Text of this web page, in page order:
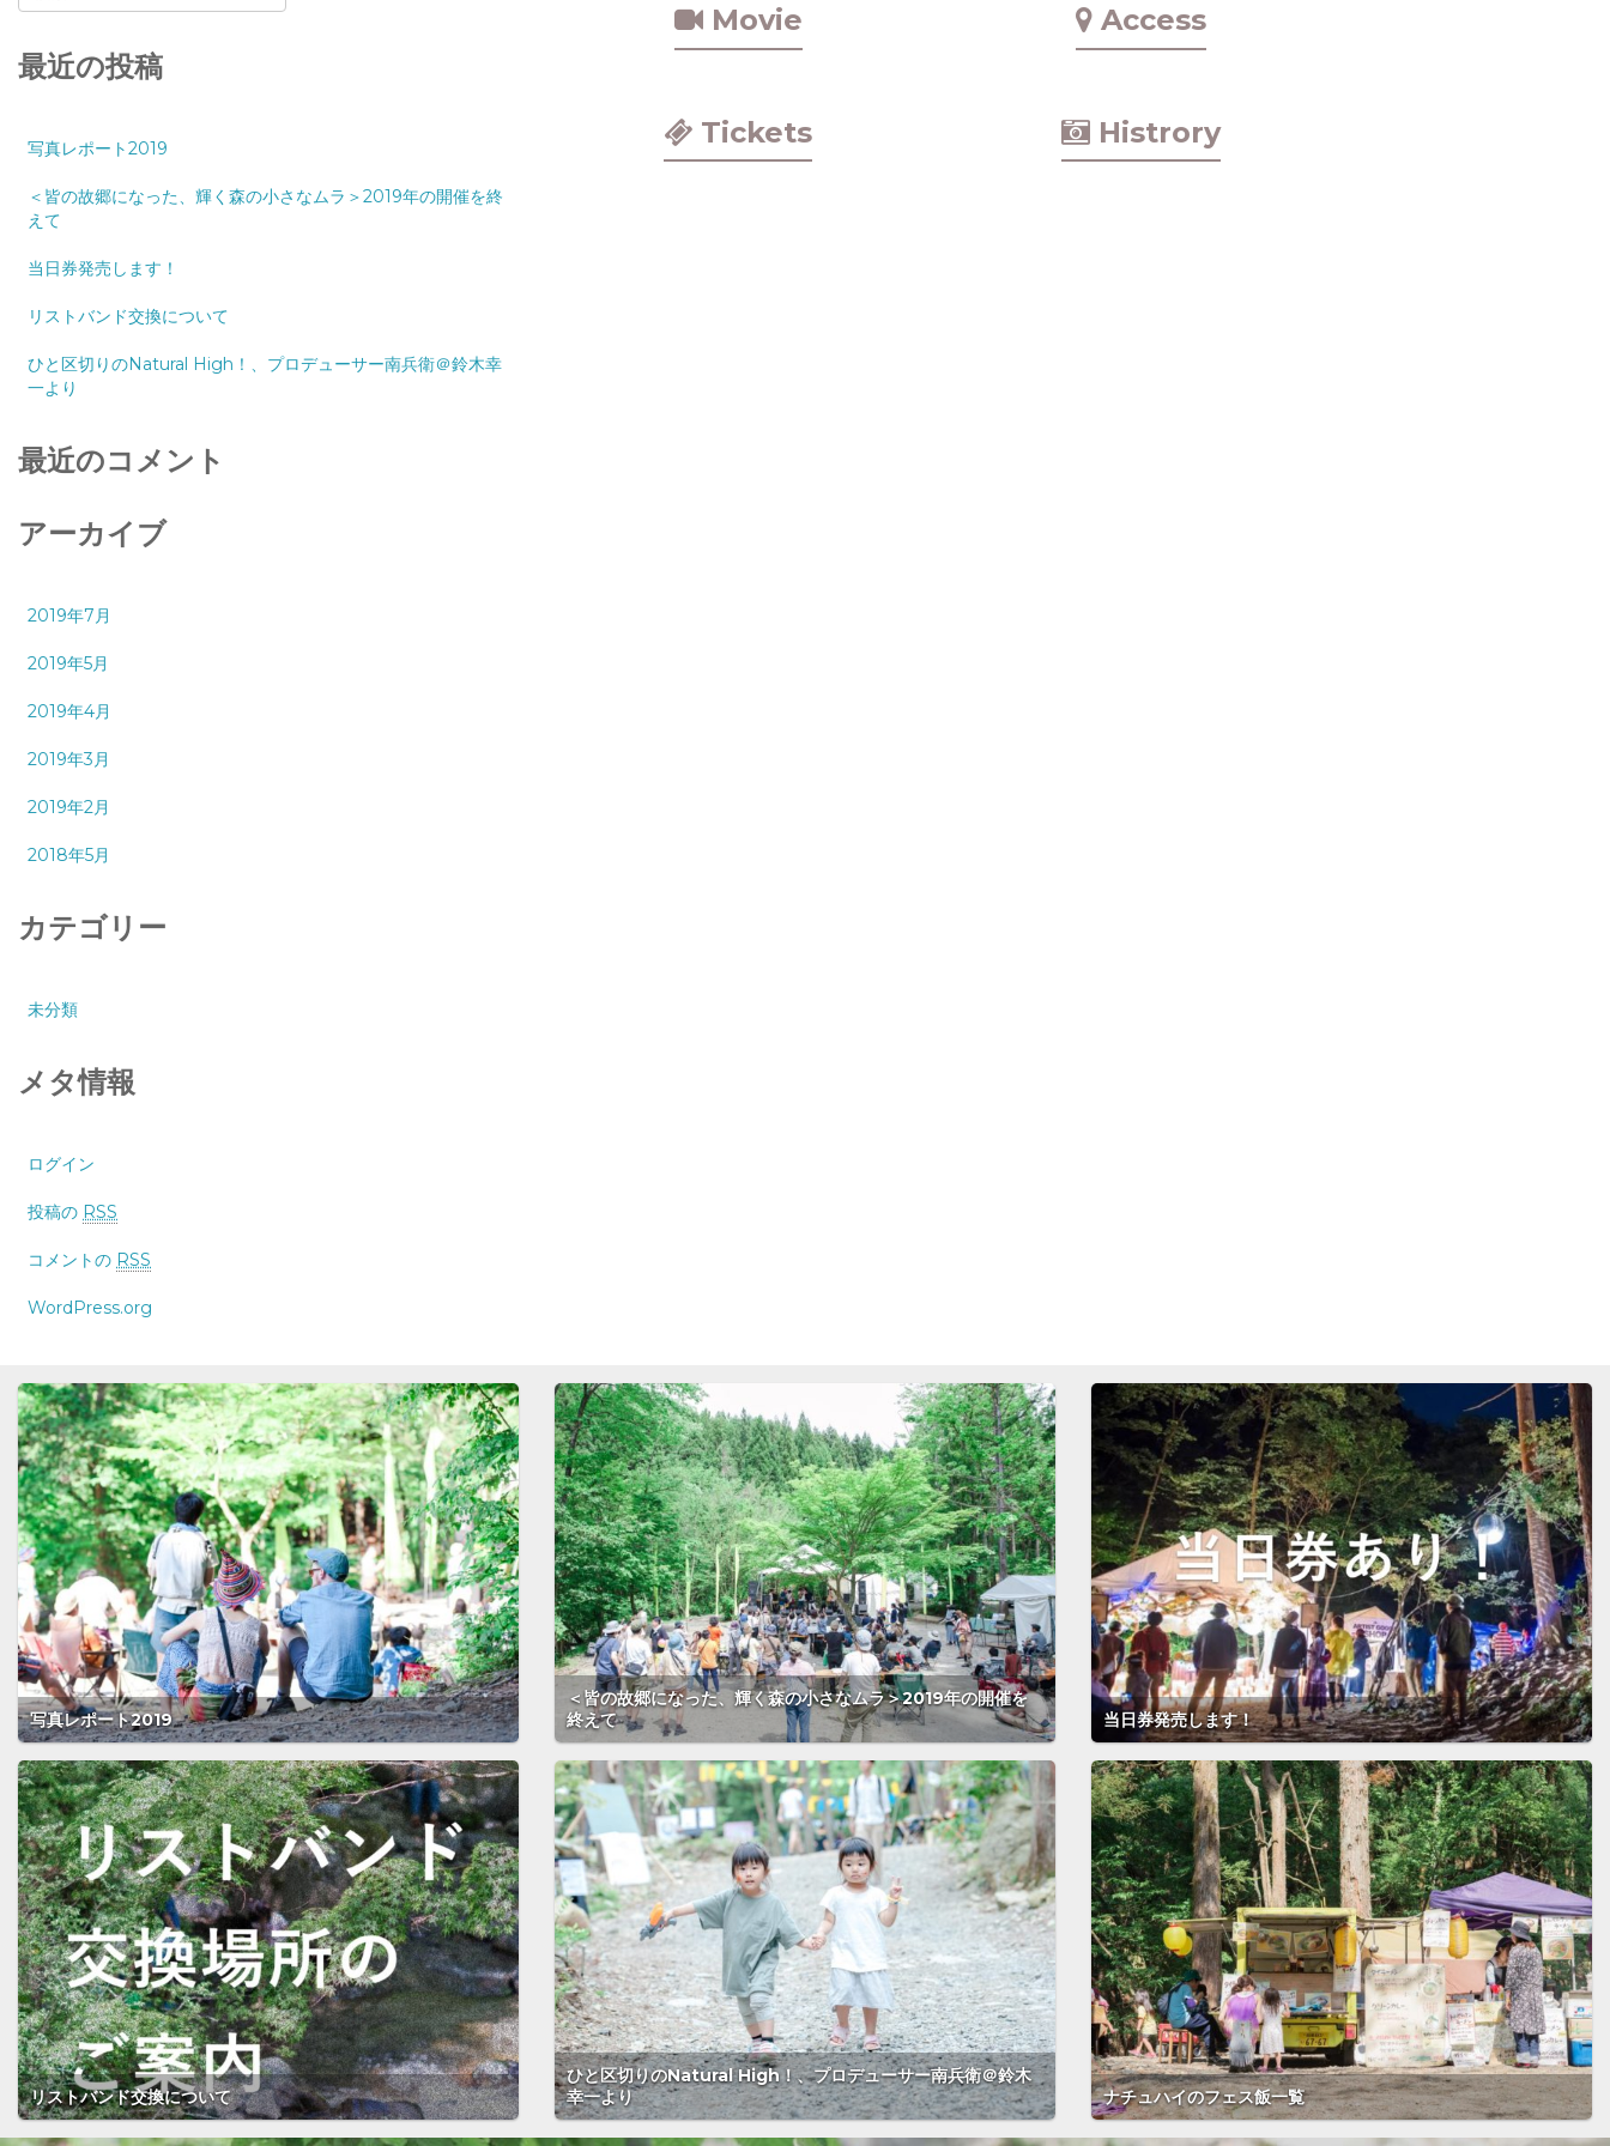
最近の投稿
写真レポート2019
＜皆の故郷になった、輝く森の小さなムラ＞2019年の開催を終
えて
当日券発売します！
リストバンド交換について
ひと区切りのNatural High！、プロデューサー南兵衛＠鈴木幸
一より
最近のコメント
アーカイブ
2019年7月
2019年5月
2019年4月
2019年3月
2019年2月
2018年5月
カテゴリー
未分類
メタ情報
ログイン
投稿の RSS
コメントの RSS
WordPress.org
Movie Access
Tickets Histrory
写真レポート2019
＜皆の故郷になった、輝く森の小さなムラ＞2019年の開催を
終えて
当日券発売します！
リストバンド交換について
ひと区切りのNatural High！、プロデューサー南兵衛＠鈴木
幸一より
ナチュハイのフェス飯一覧